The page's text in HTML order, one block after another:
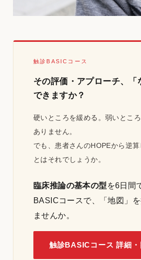
触診BASICコース
その評価・アプローチ、「
できますか？
硬いところを緩める。弱いとこ
ありません。
でも、患者さんのHOPEから逆
とはそれでしょうか。
臨床推論の基本の型 を6日間
BASICコースで、「地図」
ませんか。
触診BASICコース 詳細